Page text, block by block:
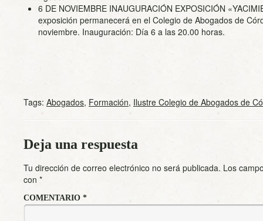
6 DE NOVIEMBRE INAUGURACIÓN EXPOSICIÓN
exposición permanecerá en el Colegio de Abogados de
noviembre. Inauguración: Día 6 a las 20.00 horas.
Tags: Abogados, Formación, Ilustre Colegio de Abogados de
Deja una respuesta
Tu dirección de correo electrónico no será publicada. Los
con *
COMENTARIO *